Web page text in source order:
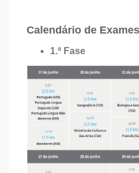
Calendário de
1.ª Fase